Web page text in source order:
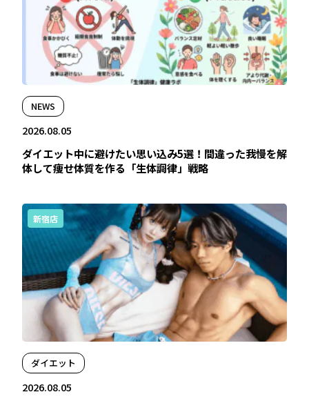
NEWS
2026.08.05
ダイエット中に避けたい思い込み5選！間違った我慢を解
体して痩せ体質を作る「生体調律」戦略
新宿店
ダイエット
2026.08.05